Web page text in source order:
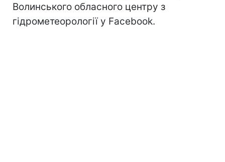
Волинського обласного центру з
гідрометеорології у Facebook.